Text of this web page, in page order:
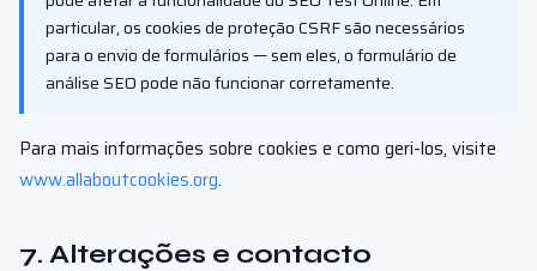
particular, os cookies de proteção CSRF são necessários
para o envio de formulários — sem eles, o formulário de
análise SEO pode não funcionar corretamente.
Para mais informações sobre cookies e como geri-los, visite
www.allaboutcookies.org.
7. Alterações e contacto